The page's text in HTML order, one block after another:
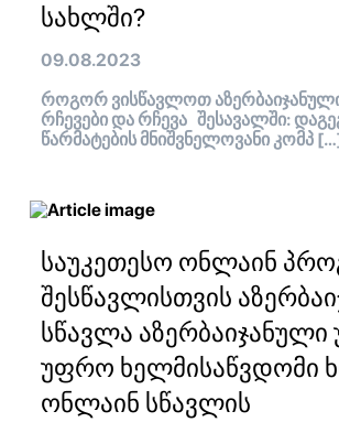
სახლში?
09.08.2023
როგორ ვისწავლოთ
რჩევები და რჩევა შესავალში:
წარმატების მნიშვნელოვანი კომპ
საუკეთესო ონლაინ
შესწავლისთვის
სწავლა
უფრო ხელმისაწვდომი
ონლაინ სწავლის